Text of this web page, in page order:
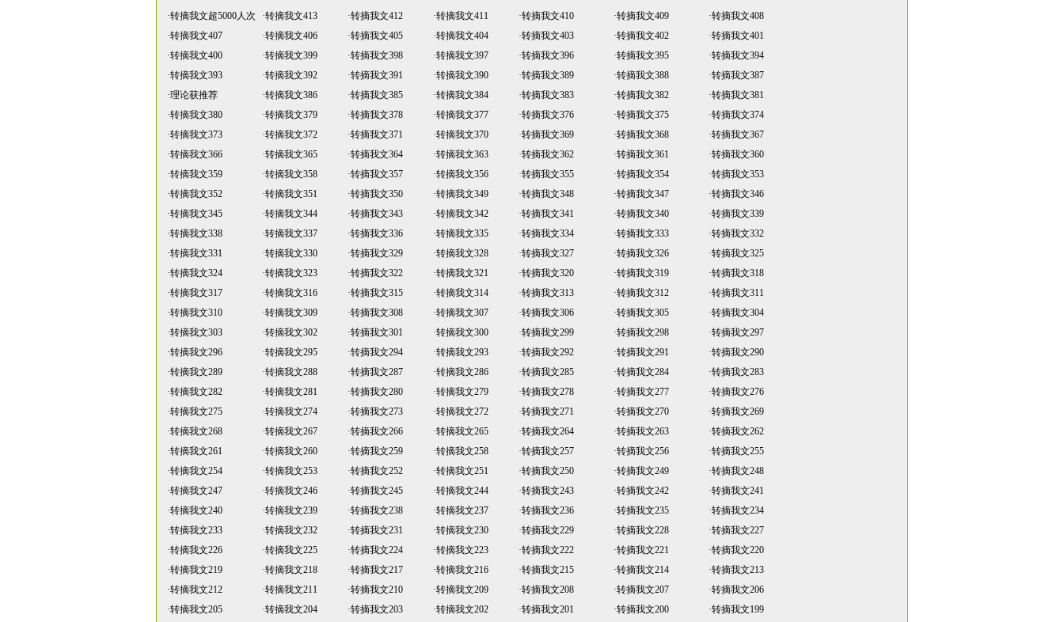
·转摘我文超5000人次 ·转摘我文413 ·转摘我文412 ·转摘我文411 ·转摘我文410 ·转摘我文409 ·转摘我文408
·转摘我文407 ·转摘我文406 ·转摘我文405 ·转摘我文404 ·转摘我文403 ·转摘我文402 ·转摘我文401
·转摘我文400 ·转摘我文399 ·转摘我文398 ·转摘我文397 ·转摘我文396 ·转摘我文395 ·转摘我文394
·转摘我文393 ·转摘我文392 ·转摘我文391 ·转摘我文390 ·转摘我文389 ·转摘我文388 ·转摘我文387
·理论获推荐 ·转摘我文386 ·转摘我文385 ·转摘我文384 ·转摘我文383 ·转摘我文382 ·转摘我文381
·转摘我文380 ·转摘我文379 ·转摘我文378 ·转摘我文377 ·转摘我文376 ·转摘我文375 ·转摘我文374
·转摘我文373 ·转摘我文372 ·转摘我文371 ·转摘我文370 ·转摘我文369 ·转摘我文368 ·转摘我文367
·转摘我文366 ·转摘我文365 ·转摘我文364 ·转摘我文363 ·转摘我文362 ·转摘我文361 ·转摘我文360
·转摘我文359 ·转摘我文358 ·转摘我文357 ·转摘我文356 ·转摘我文355 ·转摘我文354 ·转摘我文353
·转摘我文352 ·转摘我文351 ·转摘我文350 ·转摘我文349 ·转摘我文348 ·转摘我文347 ·转摘我文346
·转摘我文345 ·转摘我文344 ·转摘我文343 ·转摘我文342 ·转摘我文341 ·转摘我文340 ·转摘我文339
·转摘我文338 ·转摘我文337 ·转摘我文336 ·转摘我文335 ·转摘我文334 ·转摘我文333 ·转摘我文332
·转摘我文331 ·转摘我文330 ·转摘我文329 ·转摘我文328 ·转摘我文327 ·转摘我文326 ·转摘我文325
·转摘我文324 ·转摘我文323 ·转摘我文322 ·转摘我文321 ·转摘我文320 ·转摘我文319 ·转摘我文318
·转摘我文317 ·转摘我文316 ·转摘我文315 ·转摘我文314 ·转摘我文313 ·转摘我文312 ·转摘我文311
·转摘我文310 ·转摘我文309 ·转摘我文308 ·转摘我文307 ·转摘我文306 ·转摘我文305 ·转摘我文304
·转摘我文303 ·转摘我文302 ·转摘我文301 ·转摘我文300 ·转摘我文299 ·转摘我文298 ·转摘我文297
·转摘我文296 ·转摘我文295 ·转摘我文294 ·转摘我文293 ·转摘我文292 ·转摘我文291 ·转摘我文290
·转摘我文289 ·转摘我文288 ·转摘我文287 ·转摘我文286 ·转摘我文285 ·转摘我文284 ·转摘我文283
·转摘我文282 ·转摘我文281 ·转摘我文280 ·转摘我文279 ·转摘我文278 ·转摘我文277 ·转摘我文276
·转摘我文275 ·转摘我文274 ·转摘我文273 ·转摘我文272 ·转摘我文271 ·转摘我文270 ·转摘我文269
·转摘我文268 ·转摘我文267 ·转摘我文266 ·转摘我文265 ·转摘我文264 ·转摘我文263 ·转摘我文262
·转摘我文261 ·转摘我文260 ·转摘我文259 ·转摘我文258 ·转摘我文257 ·转摘我文256 ·转摘我文255
·转摘我文254 ·转摘我文253 ·转摘我文252 ·转摘我文251 ·转摘我文250 ·转摘我文249 ·转摘我文248
·转摘我文247 ·转摘我文246 ·转摘我文245 ·转摘我文244 ·转摘我文243 ·转摘我文242 ·转摘我文241
·转摘我文240 ·转摘我文239 ·转摘我文238 ·转摘我文237 ·转摘我文236 ·转摘我文235 ·转摘我文234
·转摘我文233 ·转摘我文232 ·转摘我文231 ·转摘我文230 ·转摘我文229 ·转摘我文228 ·转摘我文227
·转摘我文226 ·转摘我文225 ·转摘我文224 ·转摘我文223 ·转摘我文222 ·转摘我文221 ·转摘我文220
·转摘我文219 ·转摘我文218 ·转摘我文217 ·转摘我文216 ·转摘我文215 ·转摘我文214 ·转摘我文213
·转摘我文212 ·转摘我文211 ·转摘我文210 ·转摘我文209 ·转摘我文208 ·转摘我文207 ·转摘我文206
·转摘我文205 ·转摘我文204 ·转摘我文203 ·转摘我文202 ·转摘我文201 ·转摘我文200 ·转摘我文199